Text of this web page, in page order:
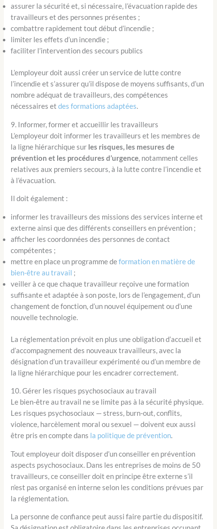
assurer la sécurité et, si nécessaire, l’évacuation rapide des
travailleurs et des personnes présentes ;
combattre rapidement tout début d’incendie ;
limiter les effets d’un incendie ;
faciliter l’intervention des secours publics
L’employeur doit aussi créer un service de lutte contre
l’incendie et s’assurer qu’il dispose de moyens suffisants, d’un
nombre adéquat de travailleurs, des compétences
nécessaires etdes formations adaptées.
9. Informer, former et accueillir les travailleurs
L’employeur doit informer les travailleurs et les membres de
la ligne hiérarchique sur les risques, les mesures de
prévention et les procédures d’urgence, notamment celles
relatives aux premiers secours, à la lutte contre l’incendie et
à l’évacuation.
Il doit également :
informer les travailleurs des missions des services interne et
externe ainsi que des différents conseillers en prévention ;
afficher les coordonnées des personnes de contact
compétentes ;
mettre en place un programme deformation en matière de
bien-être au travail ;
veiller à ce que chaque travailleur reçoive une formation
suffisante et adaptée à son poste, lors de l’engagement, d’un
changement de fonction, d’un nouvel équipement ou d’une
nouvelle technologie.
La réglementation prévoit en plus une obligation d’accueil et
d’accompagnement des nouveaux travailleurs, avec la
désignation d’un travailleur expérimenté ou d’un membre de
la ligne hiérarchique pour les encadrer correctement.
10. Gérer les risques psychosociaux au travail
Le bien-être au travail ne se limite pas à la sécurité physique.
Les risques psychosociaux — stress, burn-out, conflits,
violence, harcèlement moral ou sexuel — doivent eux aussi
être pris en compte dans la politique de prévention.
Tout employeur doit disposer d’un conseiller en prévention
aspects psychosociaux. Dans les entreprises de moins de 50
travailleurs, ce conseiller doit en principe être externe s’il
n’est pas organisé en interne selon les conditions prévues par
la réglementation.
La personne de confiance peut aussi faire partie du dispositif.